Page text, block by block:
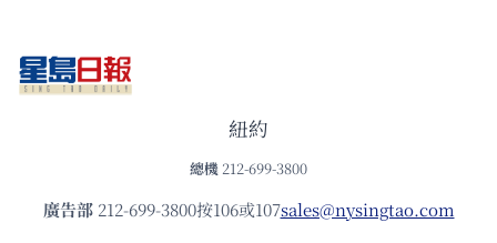
紐約
總機 212-699-3800
廣告部212-699-3800按106或107sales@nysingtao.com